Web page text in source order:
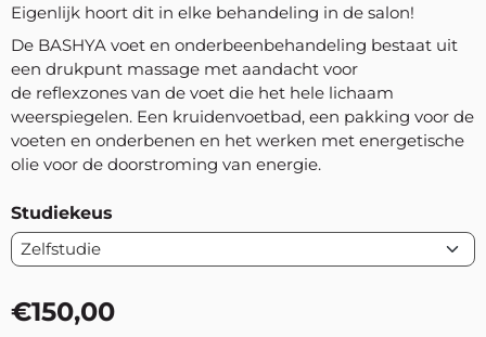
Eigenlijk hoort dit in elke behandeling in de salon!
De BASHYA voet en onderbeenbehandeling bestaat uit
een drukpunt massage met aandacht voor
de reflexzones van de voet die het hele lichaam
weerspiegelen. Een kruidenvoetbad, een pakking voor de
voeten en onderbenen en het werken met energetische
olie voor de doorstroming van energie.
Studiekeus
€150,00